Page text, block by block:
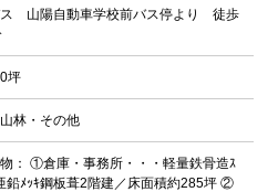
ス 山陽自動車学校前バス停より 徒歩
坪
林・その他
①倉庫・事務所・・・軽量鉄骨造ｽ
鉛ﾒｯｷ鋼板葺2階建／床面積約285坪 ②